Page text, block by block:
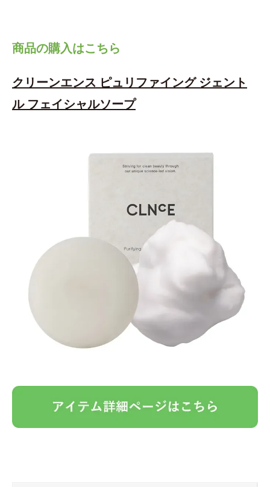
商品の購入はこちら
クリーンエンス ピュリファイング ジェント
ル フェイシャルソープ